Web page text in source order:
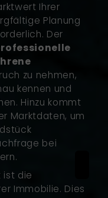
Ihrer
Planung
Der
zu nehmen,
kennen und
Hinzu kommt
Marktdaten, um
bei
ist die
Immobilie. Dies